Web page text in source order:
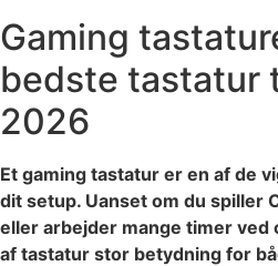
Gaming
bedste tastatur
2026
Et gaming tastatur er en af de
dit setup. Uanset om du spiller
eller arbejder mange timer ved
af tastatur stor betydning for